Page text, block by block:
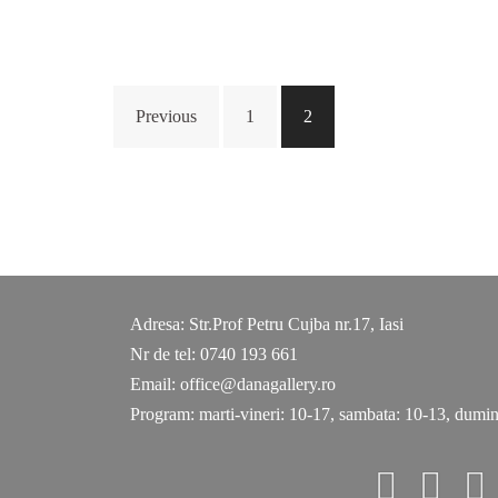
Posts
navigation
Previous 1 2
Adresa: Str.Prof Petru Cujba nr.17, Iasi
Nr de tel: 0740 193 661
Email: office@danagallery.ro
Program: marti-vineri: 10-17, sambata: 10-13,
YouTube